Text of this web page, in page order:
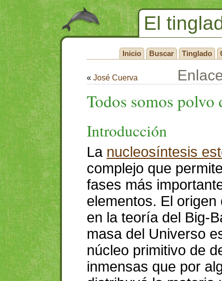
El
Inicio Buscar Tinglado
« José Cuerva
Todos somos polvo
Introducción
La nucleosíntesis
complejo que
fases más
elementos. El
en la teoría del Big-
masa del Universo
núcleo primitivo de
inmensas que por